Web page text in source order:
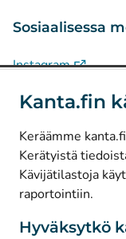
Kanta.fin
Keräämme
Kerätyistä
Kävijätilastoja
raportointiin.
Hyväksytkö
Sosiaalisessa
Instagram(
Facebook(Avautuu
© Kanta-Palvelut,
Tietosuoja
Tietoa sivustosta